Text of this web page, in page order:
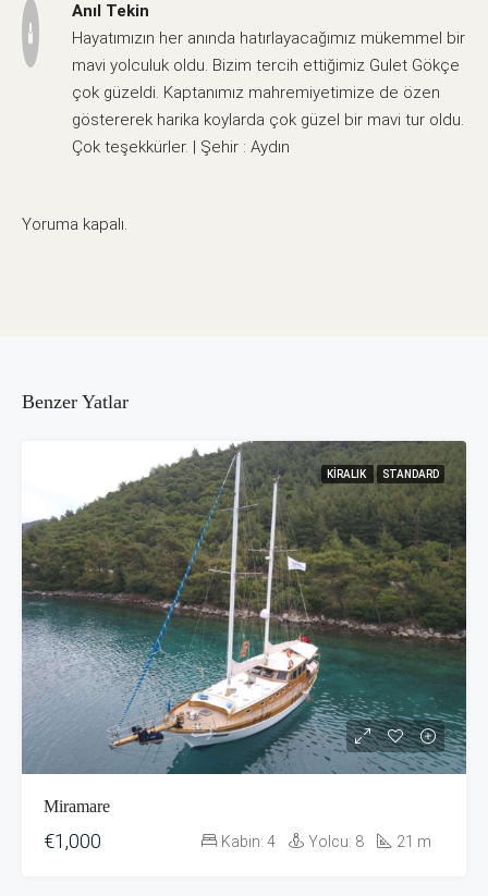
Anıl Tekin
Hayatımızın her anında hatırlayacağımız mükemmel bir
mavi yolculuk oldu. Bizim tercih ettiğimiz Gulet Gökçe
çok güzeldi. Kaptanımız mahremiyetimize de özen
göstererek harika koylarda çok güzel bir mavi tur oldu.
Çok teşekkürler. | Şehir : Aydın
Yoruma kapalı.
Benzer Yatlar
KIRALIK STANDARD
Miramare
€1,000 Kabin: 4 Yolcu: 8 21 m